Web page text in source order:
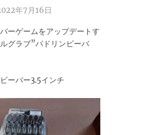
年7月16日
ーゲームをアップデートす
グラブ”パドリンビーバ
ーバー3.5インチ